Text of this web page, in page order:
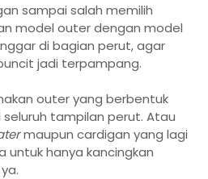
sampai salah memilih
model outer dengan model
di bagian perut, agar
jadi terpampang.
outer yang berbentuk
tampilan perut. Atau
maupun cardigan yang lagi
untuk hanya kancingkan